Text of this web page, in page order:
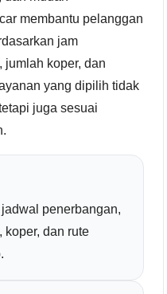
membantu pelanggan
jam
jumlah koper, dan
yang dipilih tidak
juga sesuai
penerbangan,
koper, dan rute